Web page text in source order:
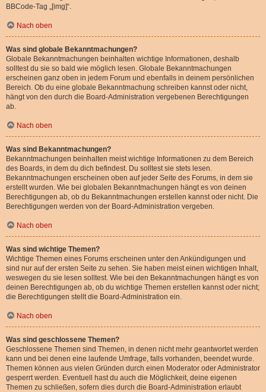
BBCode-Tag „[img]“.
Nach oben
Was sind globale Bekanntmachungen?
Globale Bekanntmachungen beinhalten wichtige Informationen, deshalb
solltest du sie so bald wie möglich lesen. Globale Bekanntmachungen
erscheinen ganz oben in jedem Forum und ebenfalls in deinem persönlichen
Bereich. Ob du eine globale Bekanntmachung schreiben kannst oder nicht,
hängt von den durch die Board-Administration vergebenen Berechtigungen
ab.
Nach oben
Was sind Bekanntmachungen?
Bekanntmachungen beinhalten meist wichtige Informationen zu dem Bereich
des Boards, in dem du dich befindest. Du solltest sie stets lesen.
Bekanntmachungen erscheinen oben auf jeder Seite des Forums, in dem sie
erstellt wurden. Wie bei globalen Bekanntmachungen hängt es von deinen
Berechtigungen ab, ob du Bekanntmachungen erstellen kannst oder nicht. Die
Berechtigungen werden von der Board-Administration vergeben.
Nach oben
Was sind wichtige Themen?
Wichtige Themen eines Forums erscheinen unter den Ankündigungen und
sind nur auf der ersten Seite zu sehen. Sie haben meist einen wichtigen Inhalt,
weswegen du sie lesen solltest. Wie bei den Bekanntmachungen hängt es von
deinen Berechtigungen ab, ob du wichtige Themen erstellen kannst oder nicht;
die Berechtigungen stellt die Board-Administration ein.
Nach oben
Was sind geschlossene Themen?
Geschlossene Themen sind Themen, in denen nicht mehr geantwortet werden
kann und bei denen eine laufende Umfrage, falls vorhanden, beendet wurde.
Themen können aus vielen Gründen durch einen Moderator oder Administrator
gesperrt werden. Eventuell hast du auch die Möglichkeit, deine eigenen
Themen zu schließen, sofern dies durch die Board-Administration erlaubt